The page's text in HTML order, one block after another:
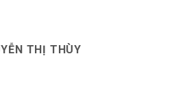
THỊ THÙY